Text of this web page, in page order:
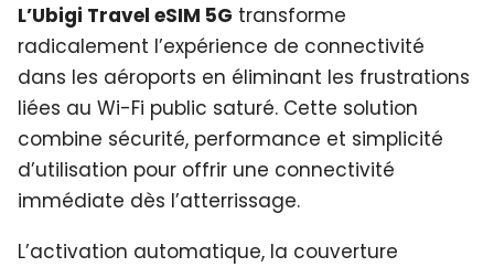
L’Ubigi Travel eSIM 5G transforme
radicalement l’expérience de connectivité
dans les aéroports en éliminant les frustrations
liées au Wi-Fi public saturé. Cette solution
combine sécurité, performance et simplicité
d’utilisation pour offrir une connectivité
immédiate dès l’atterrissage.
L’activation automatique, la couverture